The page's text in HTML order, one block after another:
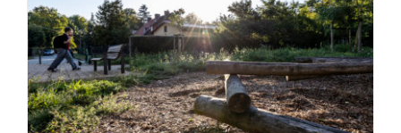
Esplanade – Grünanlage Remisenweg